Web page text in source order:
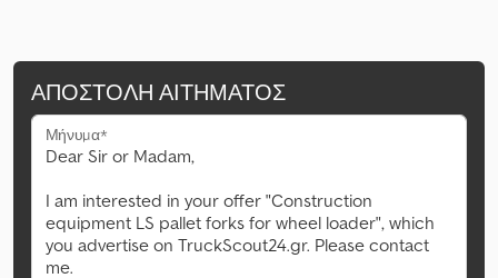
ΑΠΟΣΤΟΛΉ ΑΙΤΉΜΑΤΟΣ
Μήνυμα*